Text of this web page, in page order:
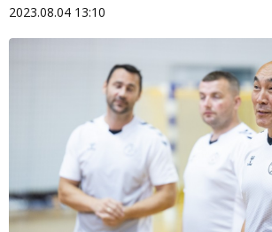
2023.08.04 13:10